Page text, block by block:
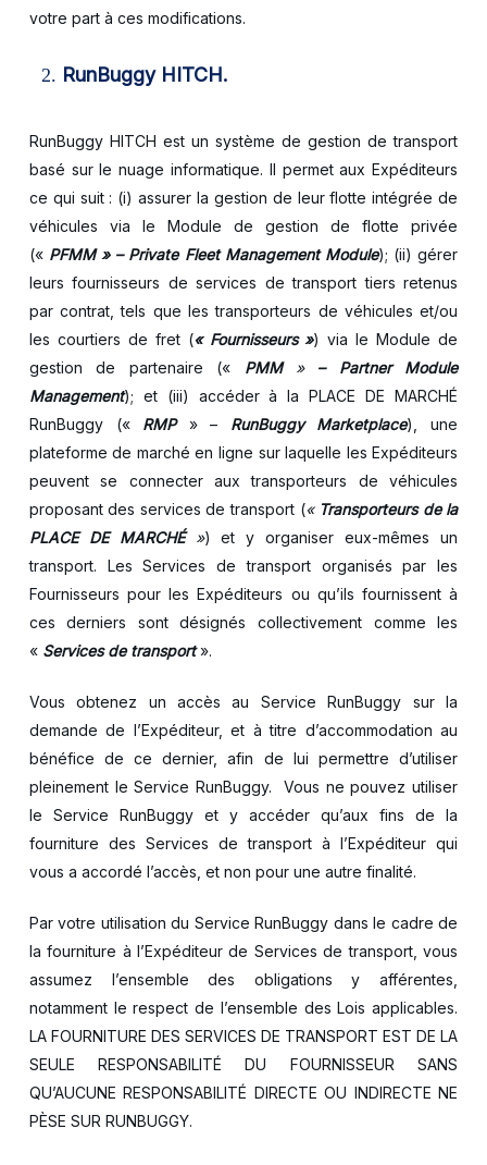
votre part à ces modifications.
RunBuggy HITCH.
RunBuggy HITCH est un système de gestion de transport
basé sur le nuage informatique. Il permet aux Expéditeurs
ce qui suit : (i) assurer la gestion de leur flotte intégrée de
véhicules via le Module de gestion de flotte privée
(« PFMM » – Private Fleet Management Module); (ii) gérer
leurs fournisseurs de services de transport tiers retenus
par contrat, tels que les transporteurs de véhicules et/ou
les courtiers de fret (« Fournisseurs ») via le Module de
gestion de partenaire (« PMM »– Partner Module
Management); et (iii) accéder à la PLACE DE MARCHÉ
RunBuggy (« RMP» – RunBuggy Marketplace), une
plateforme de marché en ligne sur laquelle les Expéditeurs
peuvent se connecter aux transporteurs de véhicules
proposant des services de transport («Transporteurs de la
PLACE DE MARCHÉ ») et y organiser eux-mêmes un
transport. Les Services de transport organisés par les
Fournisseurs pour les Expéditeurs ou qu’ils fournissent à
ces derniers sont désignés collectivement comme les
« Services de transport».
Vous obtenez un accès au Service RunBuggy sur la
demande de l’Expéditeur, et à titre d’accommodation au
bénéfice de ce dernier, afin de lui permettre d’utiliser
pleinement le Service RunBuggy. Vous ne pouvez utiliser
le Service RunBuggy et y accéder qu’aux fins de la
fourniture des Services de transport à l’Expéditeur qui
vous a accordé l’accès, et non pour une autre finalité.
Par votre utilisation du Service RunBuggy dans le cadre de
la fourniture à l’Expéditeur de Services de transport, vous
assumez l’ensemble des obligations y afférentes,
notamment le respect de l’ensemble des Lois applicables.
LA FOURNITURE DES SERVICES DE TRANSPORT EST DE LA
SEULE RESPONSABILITÉ DU FOURNISSEUR SANS
QU’AUCUNE RESPONSABILITÉ DIRECTE OU INDIRECTE NE
PÈSE SUR RUNBUGGY.